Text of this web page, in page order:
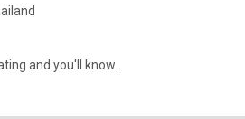
and you'll know.